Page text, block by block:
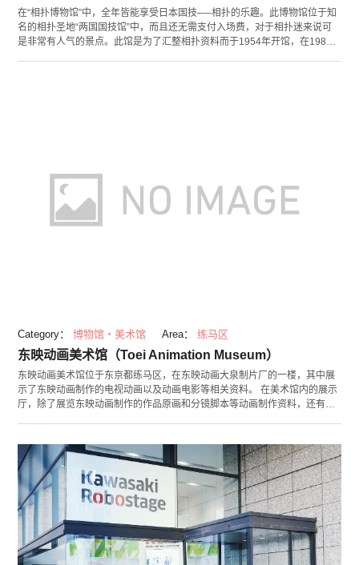
在“相扑博物馆”中，全年皆能享受日本国技──相扑的乐趣。此博物馆位于知
名的相扑圣地“两国国技馆”中，而且还无需支付入场费，对于相扑迷来说可
是非常有人气的景点。此馆是为了汇整相扑资料而于1954年开馆，在1985
Category： 博物馆・美术馆 Area： 练马区
东映动画美术馆（Toei Animation Museum）
东映动画美术馆位于东京都练马区，在东映动画大泉制片厂的一楼，其中展
示了东映动画制作的电视动画以及动画电影等相关资料。 在美术馆内的展示
厅，除了展览东映动画制作的作品原画和分镜脚本等动画制作资料，还有一
板。在美术馆商店里，销售着与企画展或东映动画作品相关的商品。 由于东
映动画美术馆里没有停车场，所以您推荐搭乘公共交通工具前来参观。